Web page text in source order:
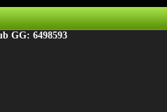
GG: 6498593